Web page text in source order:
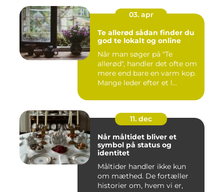
03. apr
Te allerød sådan finder du
god te lokalt og online
Når man søger på "Te
allerød", handler det ofte om
mere end bare en varm kop.
Mange leder efter et l...
11. dec
Når måltidet bliver et
symbol på status og
identitet
Måltider handler ikke kun
om mæthed. De fortæller
historier om, hvem vi er,